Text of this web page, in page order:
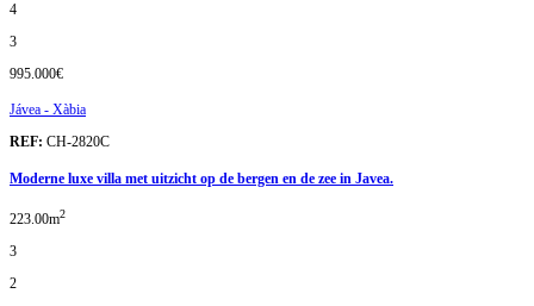
4
3
995.000€
Jávea - Xàbia
REF: CH-2820C
Moderne luxe villa met uitzicht op de bergen en de zee in Javea.
223.00m2
3
2